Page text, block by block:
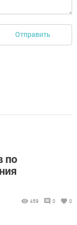
Отправить
по
459 0 0